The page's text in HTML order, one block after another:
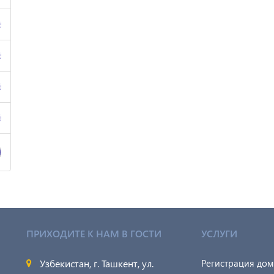
ПРИХОДИТЕ К НАМ В ГОСТИ
Узбекистан, г. Ташкент, ул.
УСЛУГИ
Регистрация